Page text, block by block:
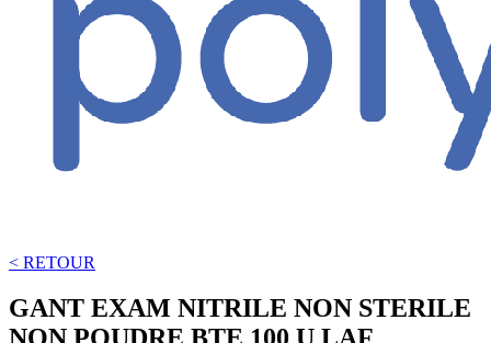
< RETOUR
GANT EXAM NITRILE NON STERILE